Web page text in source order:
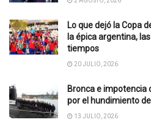
Lo que dejó la Copa
la épica argentina,
tiempos
20 JULIO, 2026
Bronca e impotencia
por el hundimiento
13 JULIO, 2026